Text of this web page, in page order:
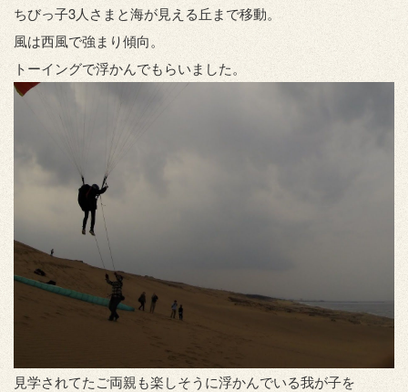
ちびっ子3人さまと海が見える丘まで移動。
風は西風で強まり傾向。
トーイングで浮かんでもらいました。
見学されてたご両親も楽しそうに浮かんでいる我が子を